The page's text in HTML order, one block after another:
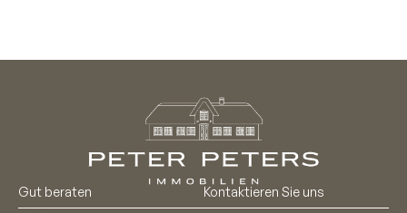
Gut beraten Kontaktieren Sie uns